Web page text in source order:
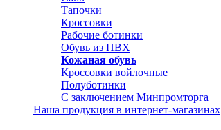
Тапочки
Кроссовки
Рабочие ботинки
Обувь из ПВХ
Кожаная обувь
Кроссовки войлочные
Полуботинки
С заключением Минпромторга
Наша продукция в интернет-магазинах